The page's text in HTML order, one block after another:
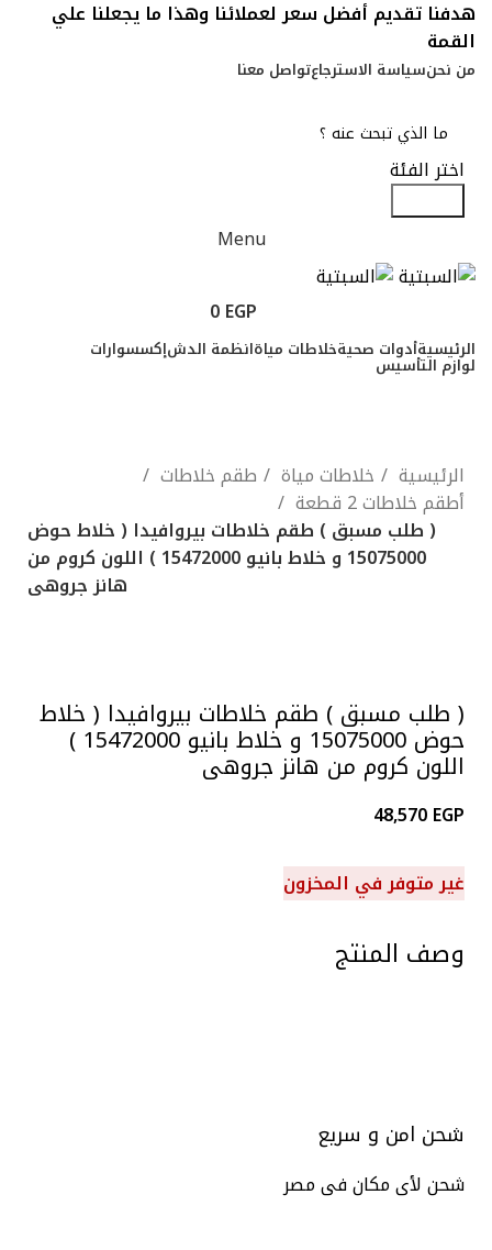
هدفنا تقديم أفضل سعر لعملائنا وهذا ما يجعلنا علي
القمة
من نحنسياسة الاسترجاعتواصل معنا
اختر الفئة
Menu
0EGP
الرئيسيةأدوات صحيةخلاطات مياةانظمة الدشإكسسوارات
لوازم التأسيس
الرئيسية
خلاطات مياة
طقم خلاطات
أطقم خلاطات 2 قطعة
( طلب مسبق ) طقم خلاطات بيروافيدا ( خلاط حوض
15075000 و خلاط بانيو 15472000 ) اللون كروم من
هانز جروهى
( طلب مسبق ) طقم خلاطات بيروافيدا ( خلاط
حوض 15075000 و خلاط بانيو 15472000 )
اللون كروم من هانز جروهى
48,570EGP
غير متوفر في المخزون
وصف المنتج
شحن امن و سريع
شحن لأى مكان فى مصر